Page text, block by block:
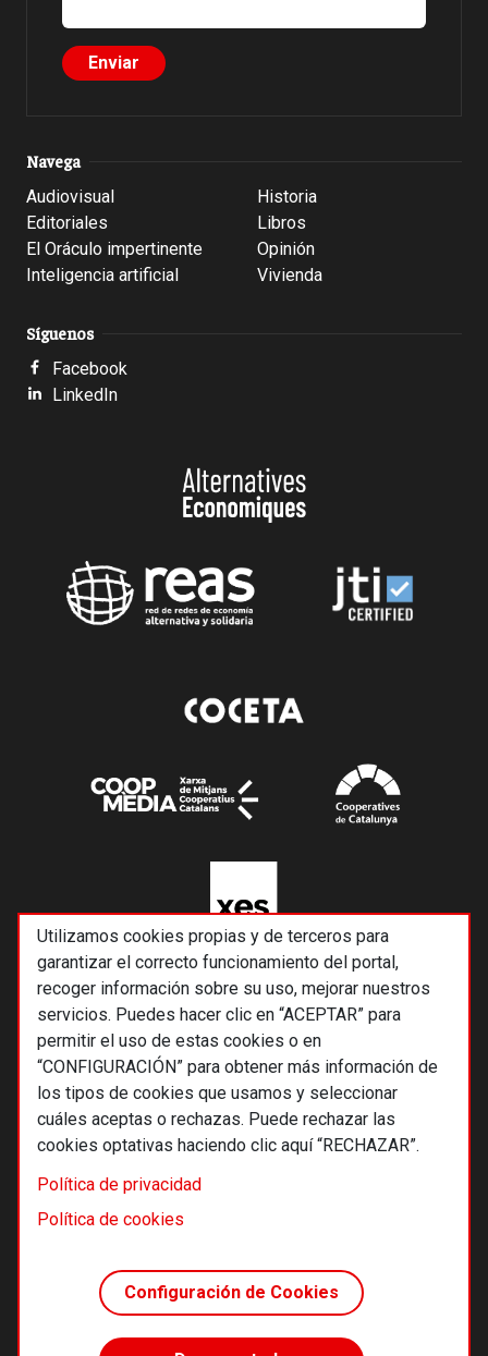
Utilizamos cookies propias y de terceros para
garantizar el correcto funcionamiento del portal,
recoger información sobre su uso, mejorar nuestros
servicios. Puedes hacer clic en “ACEPTAR” para
permitir el uso de estas cookies o en
“CONFIGURACIÓN” para obtener más información de
los tipos de cookies que usamos y seleccionar
cuáles aceptas o rechazas. Puede rechazar las
cookies optativas haciendo clic aquí “RECHAZAR”.
Política de privacidad
Política de cookies
Configuración de Cookies
Navega
Audiovisual
Editoriales
El Oráculo impertinente
Inteligencia artificial
Historia
Libros
Opinión
Vivienda
Síguenos
Facebook
LinkedIn
© 2026 Alternativas económicas SCCL
Footer
Términos y condiciones de uso
Política de cookies
Principios editoriales